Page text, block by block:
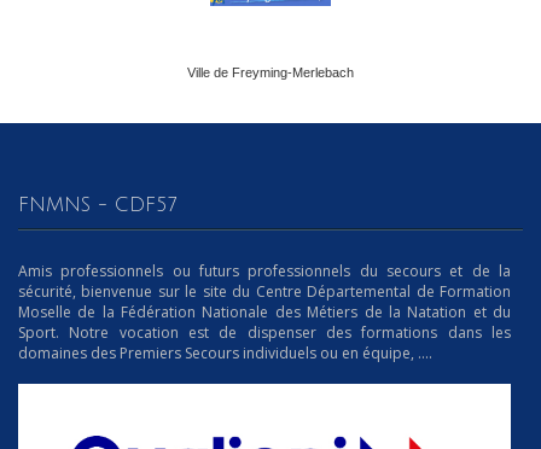
FNMNS - CDF57
Amis professionnels ou futurs professionnels du secours et de la
sécurité, bienvenue sur le site du Centre Départemental de Formation
Moselle de la Fédération Nationale des Métiers de la Natation et du
Sport. Notre vocation est de dispenser des formations dans les
domaines des Premiers Secours individuels ou en équipe, ....